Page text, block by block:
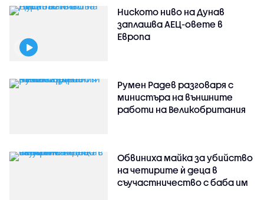
Ниското ниво на Дунав
заплашва АЕЦ-овете в
Европа
Румен Радев разговаря с
министъра на външните
работи на Великобритания
Обвиниха майка за убийство
на четирите ѝ деца в
съучастничество с баба им